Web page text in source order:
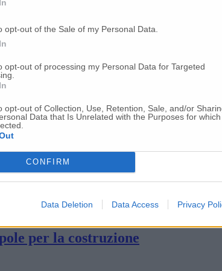
opt-out of the Sale of my Personal Data.
opt-out of processing my Personal Data for Targeted
opt-out of Collection, Use, Retention, Sale, and/or
Data that Is Unrelated with the Purposes for
CONFIRM
Data Deletion Data Access Privacy
«Valore aggiunto per tutto
fino al 2030 Il futuro possibile di
di Ancona destinato ad
la solidarietà degli
alla Spirit
per la costruzione